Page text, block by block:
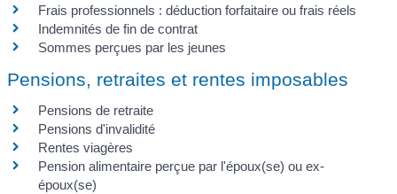
Frais professionnels : déduction forfaitaire ou frais réels
Indemnités de fin de contrat
Sommes perçues par les jeunes
Pensions, retraites et rentes imposables
Pensions de retraite
Pensions d'invalidité
Rentes viagères
Pension alimentaire perçue par l'époux(se) ou ex-
époux(se)